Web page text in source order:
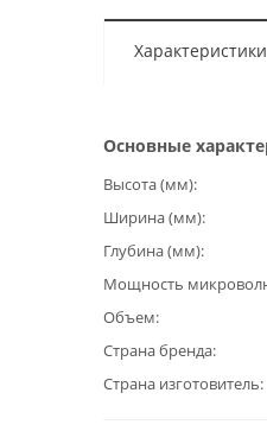
Характеристики
Основные
Высота (мм)
Ширина (мм)
Глубина (мм)
Мощность
Объем
Страна бренда
Страна изготовитель